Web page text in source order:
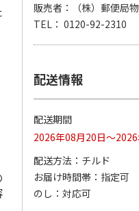
ス野菜パ
ＪＡあきた湖東のえ
4.8
（10）
2,700円
(送料・税込)
販売者：（株）郵便局
TEL： 0120-92-2310
配送情報
配送期間
2026年08月20日～
配送方法
チルド
お届け時間帯
指定可
のし
対応可